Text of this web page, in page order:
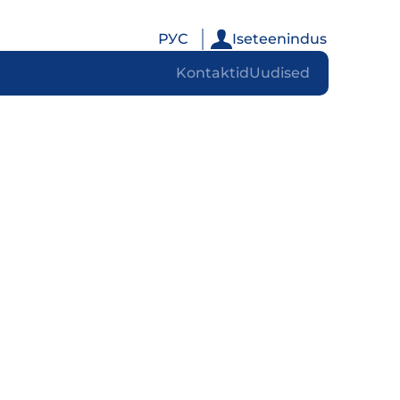
РУС
Iseteenindus
KontaktidUudised